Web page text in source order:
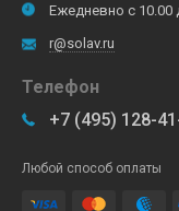
Ежедневно с 10.00
r@solav.ru
Телефон
+7 (495) 128-
Любой способ оплаты